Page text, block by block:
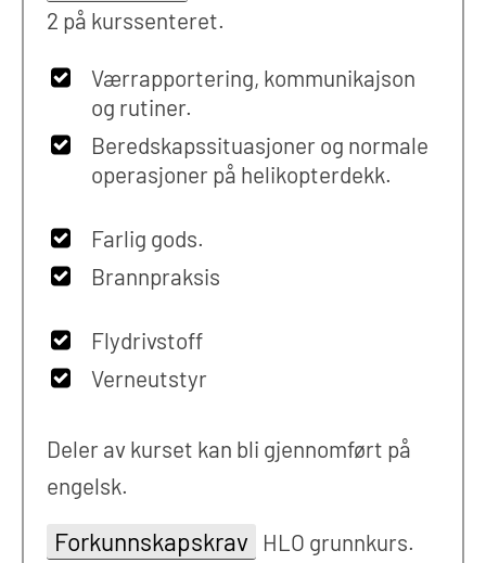
2 på kurssenteret.
Værrapportering, kommunikajson
og rutiner.
Beredskapssituasjoner og normale
operasjoner på helikopterdekk.
Farlig gods.
Brannpraksis
Flydrivstoff
Verneutstyr
Deler av kurset kan bli gjennomført på
engelsk.
Forkunnskapskrav HLO grunnkurs.